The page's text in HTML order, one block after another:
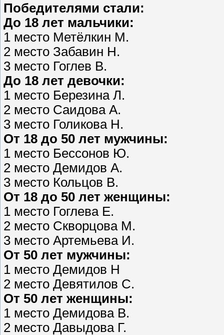
Победителями стали:
До 18 лет мальчики:
1 место Метёлкин М.
2 место Забавин Н.
3 место Гоглев В.
До 18 лет девочки:
1 место Березина Л.
2 место Саидова А.
3 место Голикова Н.
От 18 до 50 лет мужчины:
1 место Бессонов Ю.
2 место Демидов А.
3 место Кольцов В.
От 18 до 50 лет женщины:
1 место Гоглева Е.
2 место Скворцова М.
3 место Артемьева И.
От 50 лет мужчины:
1 место Демидов Н
2 место Девятилов С.
От 50 лет женщины:
1 место Демидова В.
2 место Давыдова Г.